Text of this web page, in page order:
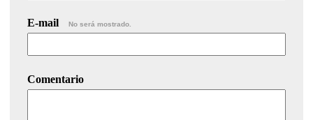
E-mail No será mostrado.
Comentario